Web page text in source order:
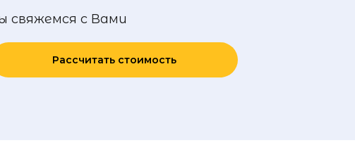
свяжемся с Вами
Рассчитать стоимость